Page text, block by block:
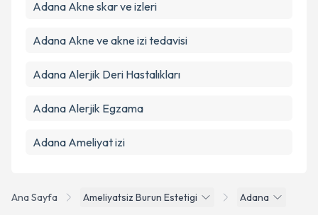
Ana Sayfa Ameliyatsiz Burun Estetigi Adana
Adana Akne skar ve izleri
Adana Akne ve akne izi tedavisi
Adana Alerjik Deri Hastalıkları
Adana Alerjik Egzama
Adana Ameliyat izi